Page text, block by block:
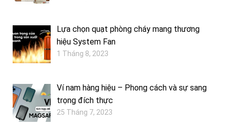
Lựa chọn quạt phòng cháy mang thương
hiệu System Fan
1 Tháng 8, 2023
Ví nam hàng hiệu – Phong cách và sự sang
trọng đích thực
25 Tháng 7, 2023